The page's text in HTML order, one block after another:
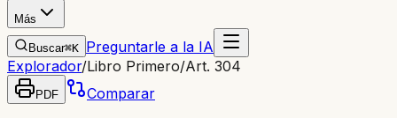
Más
Buscar⌘K Preguntarle a la IA
Explorador/Libro Primero/Art. 304
PDF Comparar